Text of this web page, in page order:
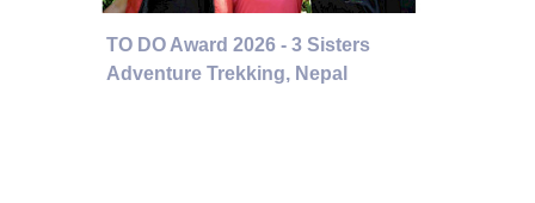
TO DO Award 2026 - 3 Sisters
Adventure Trekking, Nepal